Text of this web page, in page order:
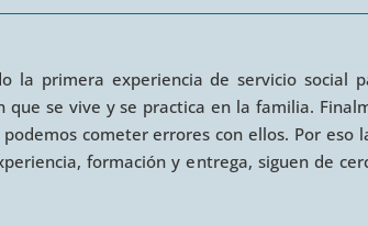
la primera experiencia de servicio
se vive y se practica en la familia.
cometer errores con ellos. Por
formación y entrega, siguen de